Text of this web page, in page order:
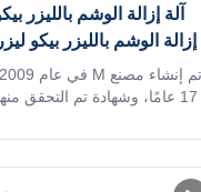
آلة إزالة الوشم بالليزر
إزالة الوشم بالليزر بيكو
لوازم معدات الوشم إزالة
ND YAG
17 عامًا، وشهادة تم التحقق
معتمدة من 27 دولة
والبرازيل ونيوزيلندا واليابان
المتحدة يزيل ليزر البيكو